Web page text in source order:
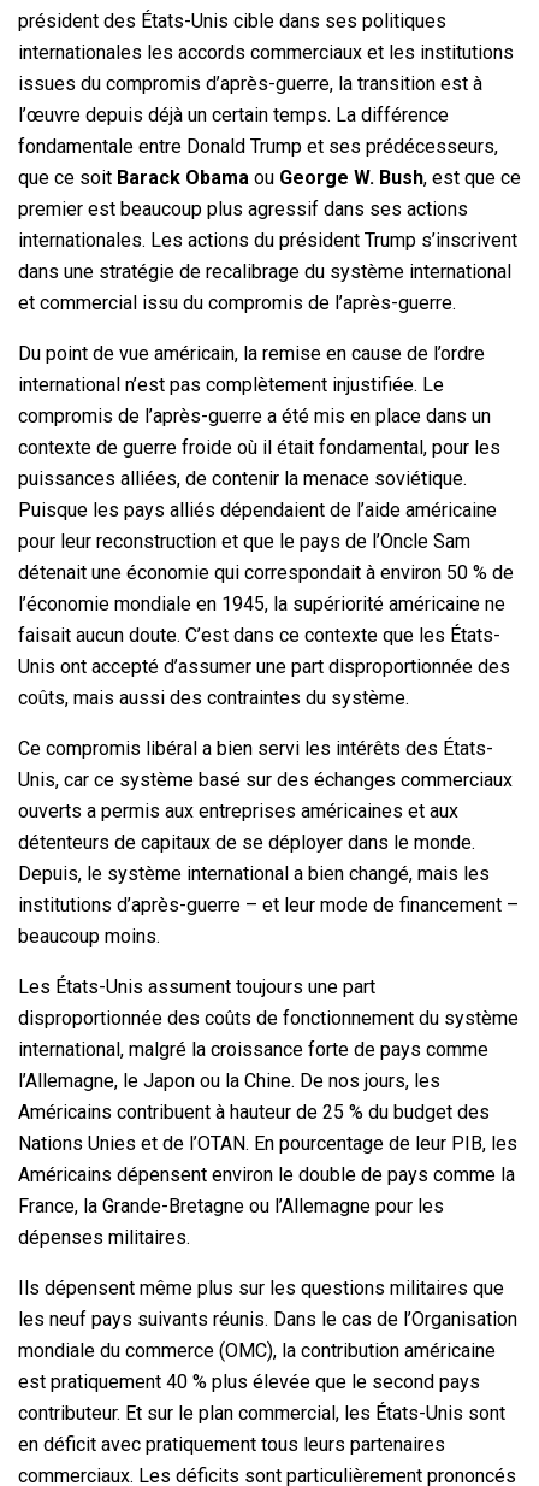
président des États-Unis cible dans ses politiques
internationales les accords commerciaux et les institutions
issues du compromis d’après-guerre, la transition est à
l’œuvre depuis déjà un certain temps. La différence
fondamentale entre Donald Trump et ses prédécesseurs,
que ce soit Barack Obama ou George W. Bush, est que ce
premier est beaucoup plus agressif dans ses actions
internationales. Les actions du président Trump s’inscrivent
dans une stratégie de recalibrage du système international
et commercial issu du compromis de l’après-guerre.
Du point de vue américain, la remise en cause de l’ordre
international n’est pas complètement injustifiée. Le
compromis de l’après-guerre a été mis en place dans un
contexte de guerre froide où il était fondamental, pour les
puissances alliées, de contenir la menace soviétique.
Puisque les pays alliés dépendaient de l’aide américaine
pour leur reconstruction et que le pays de l’Oncle Sam
détenait une économie qui correspondait à environ 50 % de
l’économie mondiale en 1945, la supériorité américaine ne
faisait aucun doute. C’est dans ce contexte que les États-
Unis ont accepté d’assumer une part disproportionnée des
coûts, mais aussi des contraintes du système.
Ce compromis libéral a bien servi les intérêts des États-
Unis, car ce système basé sur des échanges commerciaux
ouverts a permis aux entreprises américaines et aux
détenteurs de capitaux de se déployer dans le monde.
Depuis, le système international a bien changé, mais les
institutions d’après-guerre – et leur mode de financement –
beaucoup moins.
Les États-Unis assument toujours une part
disproportionnée des coûts de fonctionnement du système
international, malgré la croissance forte de pays comme
l’Allemagne, le Japon ou la Chine. De nos jours, les
Américains contribuent à hauteur de 25 % du budget des
Nations Unies et de l’OTAN. En pourcentage de leur PIB, les
Américains dépensent environ le double de pays comme la
France, la Grande-Bretagne ou l’Allemagne pour les
dépenses militaires.
Ils dépensent même plus sur les questions militaires que
les neuf pays suivants réunis. Dans le cas de l’Organisation
mondiale du commerce (OMC), la contribution américaine
est pratiquement 40 % plus élevée que le second pays
contributeur. Et sur le plan commercial, les États-Unis sont
en déficit avec pratiquement tous leurs partenaires
commerciaux. Les déficits sont particulièrement prononcés